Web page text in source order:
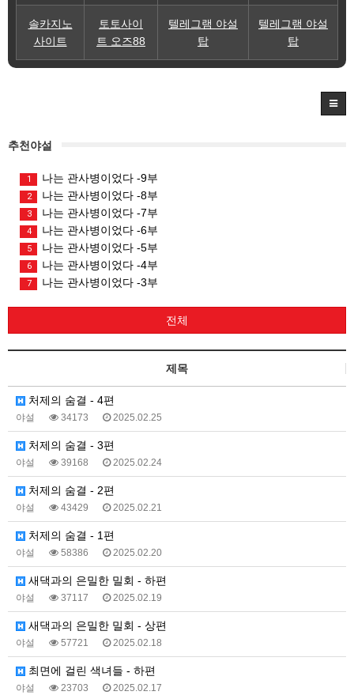
솔카지노
사이트
토토사이
트 오즈88
텔레그램 야설
탑
텔레그램 야설
탑
추천야설
1 나는 관사병이었다 -9부
2 나는 관사병이었다 -8부
3 나는 관사병이었다 -7부
4 나는 관사병이었다 -6부
5 나는 관사병이었다 -5부
6 나는 관사병이었다 -4부
7 나는 관사병이었다 -3부
전체
제목
처제의 숨결 - 4편
야설 34173 2025.02.25
처제의 숨결 - 3편
야설 39168 2025.02.24
처제의 숨결 - 2편
야설 43429 2025.02.21
처제의 숨결 - 1편
야설 58386 2025.02.20
새댁과의 은밀한 밀회 - 하편
야설 37117 2025.02.19
새댁과의 은밀한 밀회 - 상편
야설 57721 2025.02.18
최면에 걸린 색녀들 - 하편
야설 23703 2025.02.17